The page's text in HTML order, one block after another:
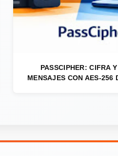
PASSCIPHER: CIFRA
MENSAJES CON AES-256